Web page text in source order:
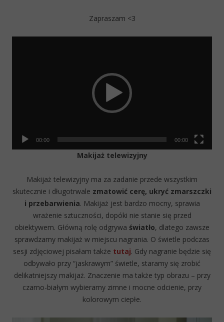
Zapraszam <3
00:00 00:00
Makijaż telewizyjny
Makijaż telewizyjny ma za zadanie przede wszystkim
skutecznie i długotrwale zmatowić cerę, ukryć zmarszczki
i przebarwienia. Makijaż jest bardzo mocny, sprawia
wrażenie sztuczności, dopóki nie stanie się przed
obiektywem. Główną rolę odgrywa światło, dlatego zawsze
sprawdzamy makijaż w miejscu nagrania. O świetle podczas
sesji zdjęciowej pisałam także tutaj. Gdy nagranie będzie się
odbywało przy “jaskrawym” świetle, staramy się zrobić
delikatniejszy makijaż. Znaczenie ma także typ obrazu – przy
czarno-białym wybieramy zimne i mocne odcienie, przy
kolorowym ciepłe.